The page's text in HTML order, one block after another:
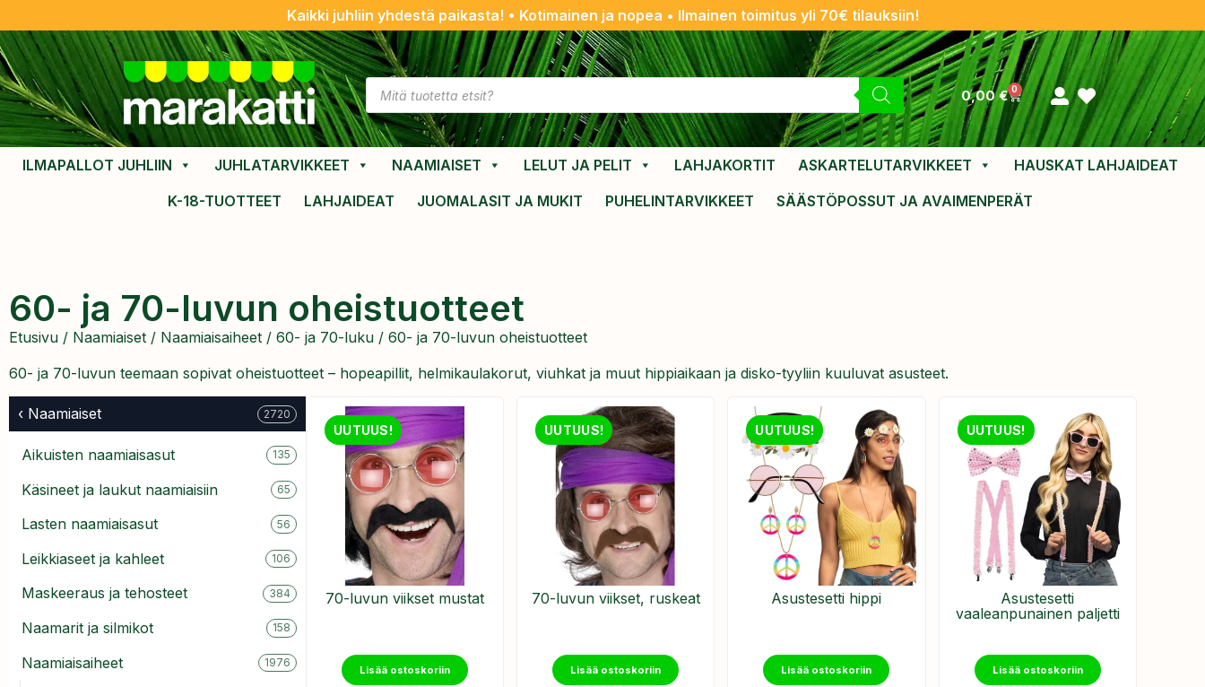
Kaikki juhliin yhdestä paikasta! • Kotimainen ja nopea • Ilmainen toimitus yli 70€ tilauksiin!
0,00€ 0
ILMAPALLOT JUHLIIN JUHLATARVIKKEET NAAMIAISET LELUT JA PELIT LAHJAKORTIT ASKARTELUTARVIKKEET
HAUSKAT LAHJAIDEAT
K-18-TUOTTEET
LAHJAIDEAT JUOMALASIT JA MUKIT PUHELINTARVIKKEET SÄÄSTÖPOSSUT JA AVAIMENPERÄT
60- ja 70-luvun oheistuotteet
Etusivu / Naamiaiset / Naamiaisaiheet / 60- ja 70-luku / 60- ja 70-luvun oheistuotteet
60- ja 70-luvun teemaan sopivat oheistuotteet – hopeapillit, helmikaulakorut, viuhkat ja muut hippiaikaan ja disko-tyyliin kuuluvat asusteet.
‹ Naamiaiset 2720
Aikuisten naamiaisasut 135
Käsineet ja laukut naamiaisiin 65
Lasten naamiaisasut 56
Leikkiaseet ja kahleet 106
Maskeeraus ja tehosteet 384
Naamarit ja silmikot 158
Naamiaisaiheet 1976
UUTUUS!
70-luvun viikset mustat
Lisää ostoskoriin
UUTUUS!
70-luvun viikset, ruskeat
Lisää ostoskoriin
UUTUUS!
Asustesetti hippi
Lisää ostoskoriin
UUTUUS!
Asustesetti
vaaleanpunainen paljetti
Lisää ostoskoriin